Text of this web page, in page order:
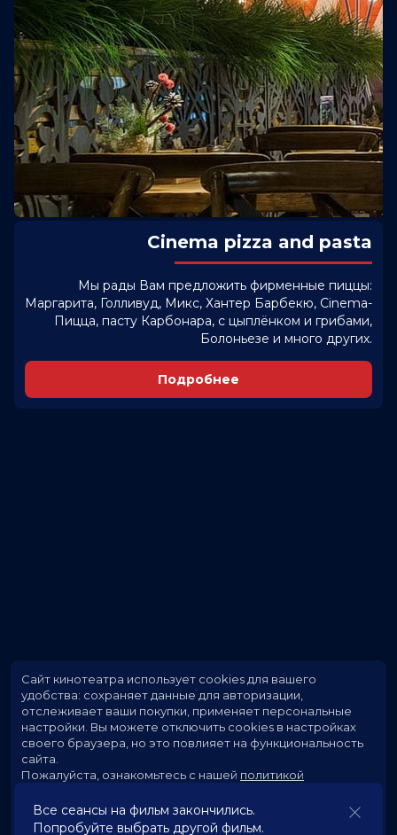
Cinema pizza and pasta
Мы рады Вам предложить фирменные пиццы:
Маргарита, Голливуд, Микс, Хантер Барбекю, Cinema-
Пицца, пасту Карбонара, с цыплёнком и грибами,
Болоньезе и много других.
Подробнее
Все сеансы на фильм закончились.
Попробуйте выбрать другой фильм.
Сайт кинотеатра использует cookies для вашего
удобства: сохраняет данные для авторизации,
отслеживает ваши покупки, применяет персональные
настройки. Вы можете отключить cookies в настройках
своего браузера, но это повлияет на функциональность
сайта.
Пожалуйста, ознакомьтесь с нашей политикой
Принять